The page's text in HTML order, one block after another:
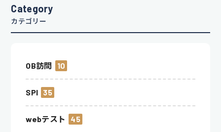
Category
カテゴリー
OB訪問 10
SPI 35
webテスト 45